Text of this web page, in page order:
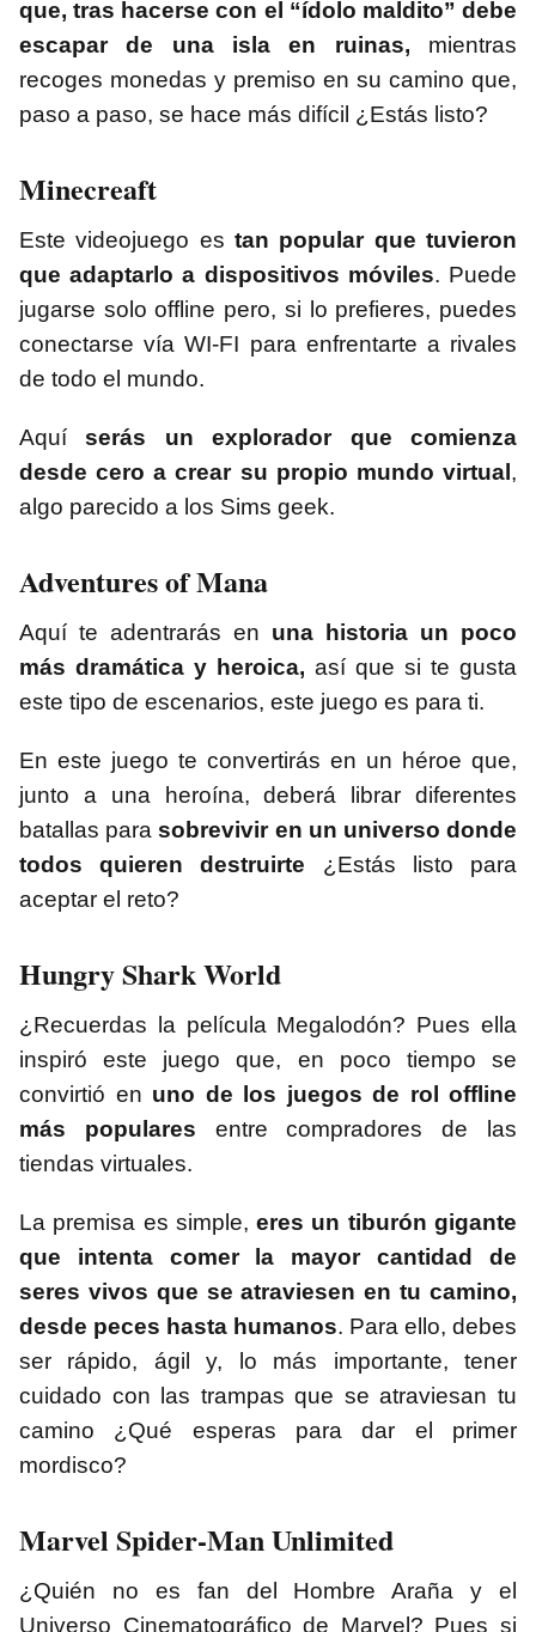
que, tras hacerse con el “ídolo maldito” debe
escapar de una isla en ruinas, mientras
recoges monedas y premiso en su camino que,
paso a paso, se hace más difícil ¿Estás listo?
Minecreaft
Este videojuego es tan popular que tuvieron
que adaptarlo a dispositivos móviles. Puede
jugarse solo offline pero, si lo prefieres, puedes
conectarse vía WI-FI para enfrentarte a rivales
de todo el mundo.
Aquíserás un explorador que comienza
desde cero a crear su propio mundo virtual ,
algo parecido a los Sims geek.
Adventures of Mana
Aquí te adentrarás en una historia un poco
más dramática y heroica, así que si te gusta
este tipo de escenarios, este juego es para ti.
En este juego te convertirás en un héroe que,
junto a una heroína, deberá librar diferentes
batallas parasobrevivir en un universo donde
todos quieren destruirte ¿Estás listo para
aceptar el reto?
Hungry Shark World
¿Recuerdas la película Megalodón? Pues ella
inspiró este juego que, en poco tiempo se
convirtió en uno de los juegos de rol offline
más populares entre compradores de las
tiendas virtuales.
La premisa es simple,eres un tiburón gigante
que intenta comer la mayor cantidad de
seres vivos que se atraviesen en tu camino,
desde peces hasta humanos. Para ello, debes
ser rápido, ágil y, lo más importante, tener
cuidado con las trampas que se atraviesan tu
camino ¿Qué esperas para dar el primer
mordisco?
Marvel Spider-Man Unlimited
¿Quién no es fan del Hombre Araña y el
Universo Cinematográfico de Marvel? Pues si